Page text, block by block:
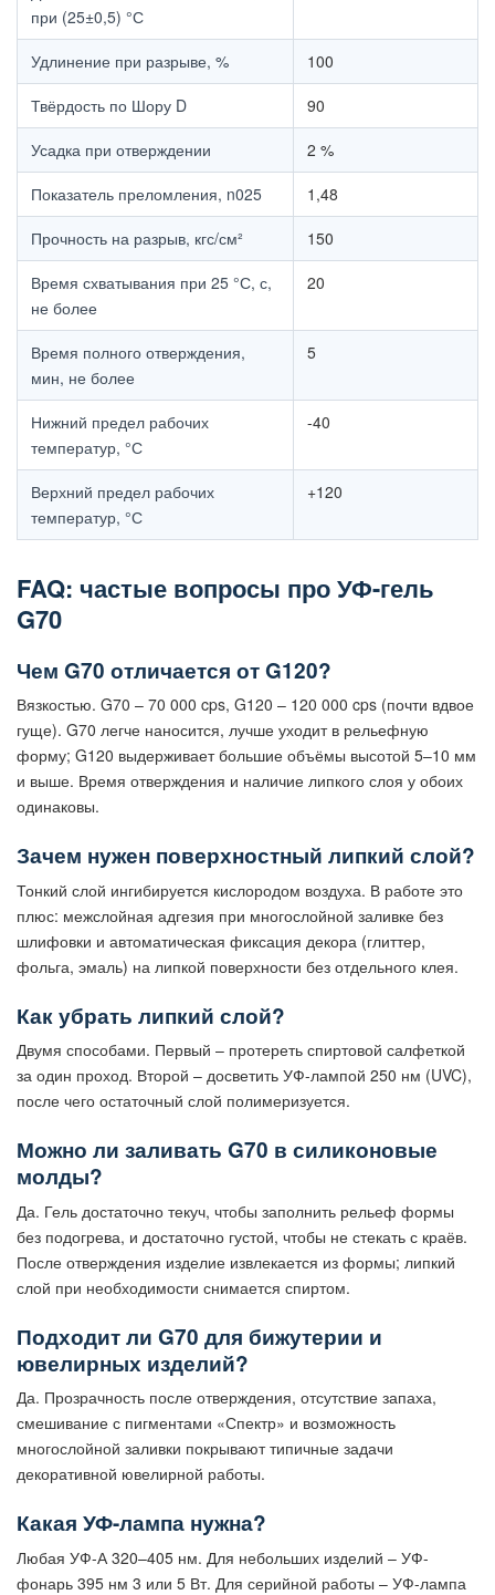
при (25±0,5) °С
Удлинение при разрыве, %
100
Твёрдость по Шору D
90
Усадка при отверждении
2 %
Показатель преломления, n025
1,48
Прочность на разрыв, кгс/см²
150
Время схватывания при 25 °С, с,
не более
20
Время полного отверждения,
мин, не более
5
Нижний предел рабочих
температур, °С
-40
Верхний предел рабочих
температур, °С
+120
FAQ: частые вопросы про УФ-гель
G70
Чем G70 отличается от G120?
Вязкостью. G70 – 70 000 cps, G120 – 120 000 cps (почти вдвое
гуще). G70 легче наносится, лучше уходит в рельефную
форму; G120 выдерживает большие объёмы высотой 5–10 мм
и выше. Время отверждения и наличие липкого слоя у обоих
одинаковы.
Зачем нужен поверхностный липкий слой?
Тонкий слой ингибируется кислородом воздуха. В работе это
плюс: межслойная адгезия при многослойной заливке без
шлифовки и автоматическая фиксация декора (глиттер,
фольга, эмаль) на липкой поверхности без отдельного клея.
Как убрать липкий слой?
Двумя способами. Первый – протереть спиртовой салфеткой
за один проход. Второй – досветить УФ-лампой 250 нм (UVC),
после чего остаточный слой полимеризуется.
Можно ли заливать G70 в силиконовые
молды?
Да. Гель достаточно текуч, чтобы заполнить рельеф формы
без подогрева, и достаточно густой, чтобы не стекать с краёв.
После отверждения изделие извлекается из формы; липкий
слой при необходимости снимается спиртом.
Подходит ли G70 для бижутерии и
ювелирных изделий?
Да. Прозрачность после отверждения, отсутствие запаха,
смешивание с пигментами «Спектр» и возможность
многослойной заливки покрывают типичные задачи
декоративной ювелирной работы.
Какая УФ-лампа нужна?
Любая УФ-А 320–405 нм. Для небольших изделий – УФ-
фонарь 395 нм 3 или 5 Вт. Для серийной работы – УФ-лампа